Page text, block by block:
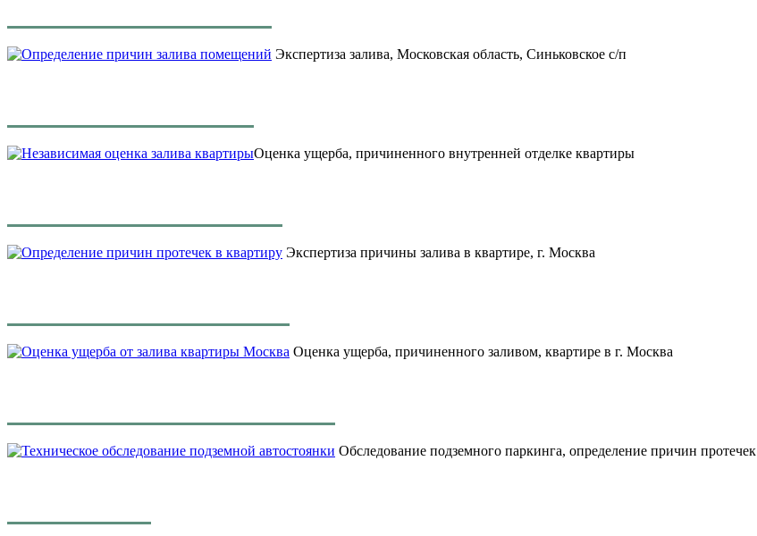
Экспертиза залива, Московская область, Синьковское с/п
Оценка ущерба, причиненного внутренней отделке квартиры
Экспертиза причины залива в квартире, г. Москва
Оценка ущерба, причиненного заливом, квартире в г. Москва
Обследование подземного паркинга, определение причин протечек